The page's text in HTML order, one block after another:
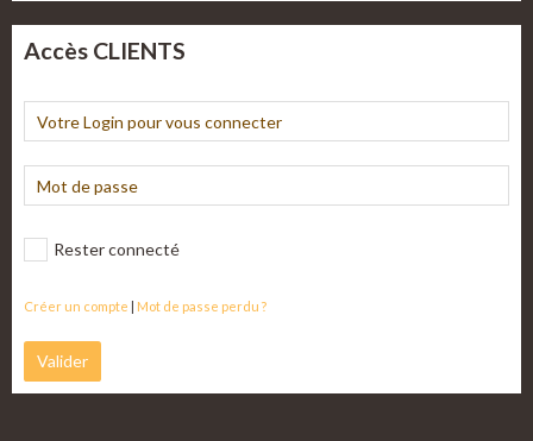
Accès CLIENTS
Rester connecté
Créer un compte Mot de passe perdu ?
Valider